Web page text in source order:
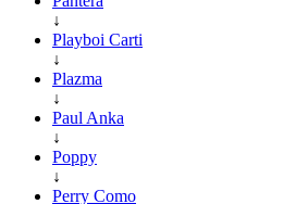
↓
Playboi Carti
↓
Plazma
↓
Paul Anka
↓
Poppy
↓
Perry Como